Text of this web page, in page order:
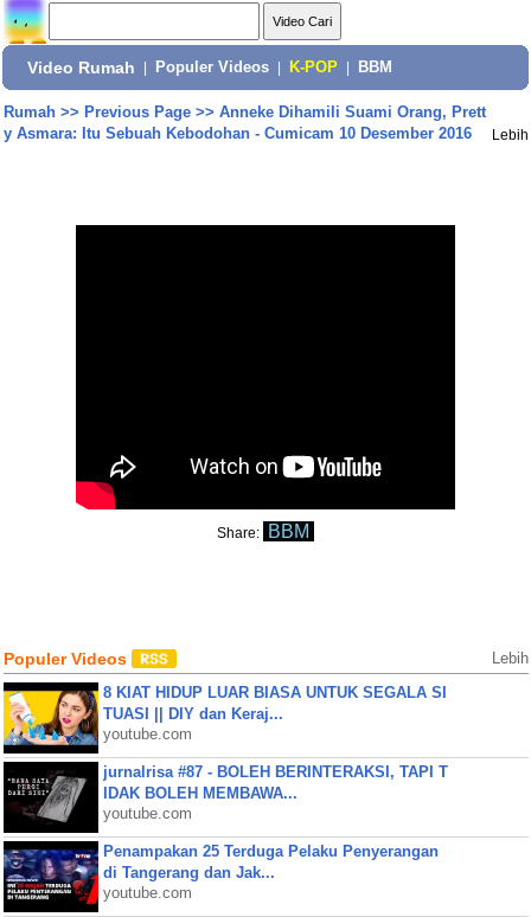
Video Rumah Populer Videos K-POP BBM
Rumah>> Previous Page>> Anneke Dihamili Suami Orang, Prett
y Asmara: Itu Sebuah Kebodohan - Cumicam 10 Desember 2016
Lebih
Share: BBM
Populer Videos Lebih
8 KIAT HIDUP LUAR BIASA UNTUK SEGALA SI
TUASI || DIY dan Keraj...
youtube.com
jurnalrisa #87 - BOLEH BERINTERAKSI, TAPI T
IDAK BOLEH MEMBAWA...
youtube.com
Penampakan 25 Terduga Pelaku Penyerangan
di Tangerang dan Jak...
youtube.com